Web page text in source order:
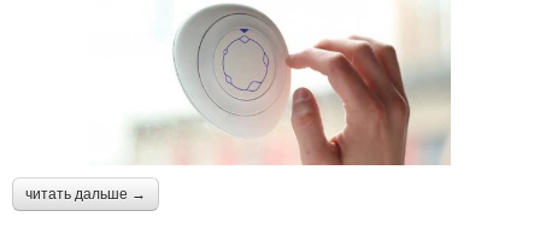
читать дальше →